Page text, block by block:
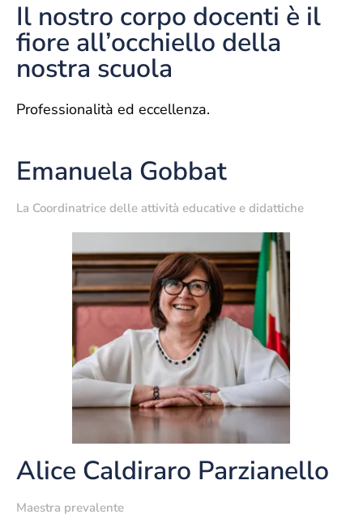
Il nostro corpo docenti è il
fiore all’occhiello della
nostra scuola
Professionalità ed eccellenza.
Emanuela Gobbat
La Coordinatrice delle attività educative e didattiche
Alice Caldiraro Parzianello
Maestra prevalente